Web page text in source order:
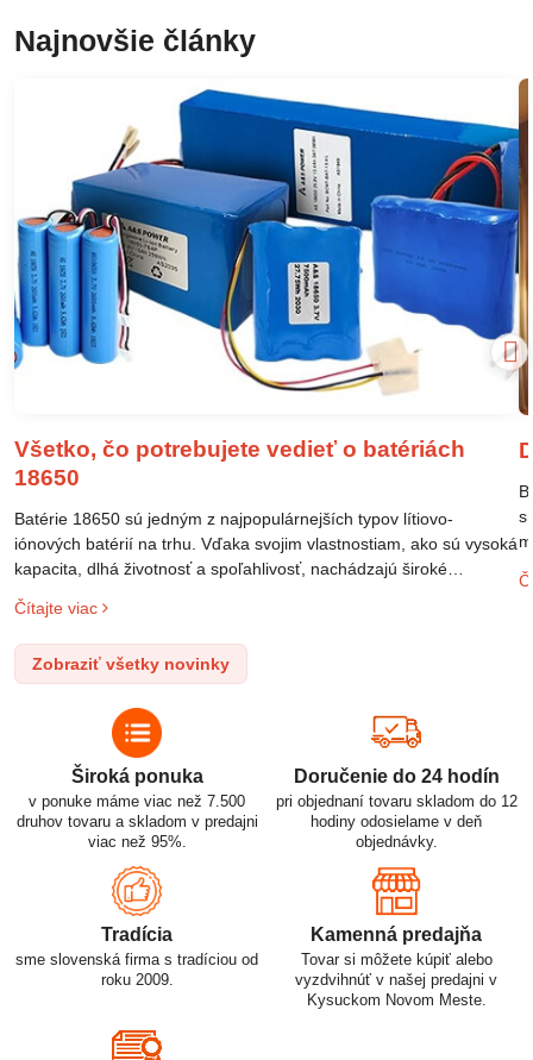
Najnovšie články
Všetko, čo potrebujete vedieť o batériách
18650
Batérie 18650 sú jedným z najpopulárnejších typov lítiovo-
iónových batérií na trhu. Vďaka svojim vlastnostiam, ako sú vysoká
kapacita, dlhá životnosť a spoľahlivosť, nachádzajú široké
po elektrické vozidlá. Pochopenie ich delenia, označovania a
správneho používania je kľúčom k ich efektívnemu a bezpečnému
využitiu.
Čítajte viac
Zobraziť všetky novinky
Široká ponuka
v ponuke máme viac než 7.500
druhov tovaru a skladom v predajni
viac než 95%.
Doručenie do 24 hodín
pri objednaní tovaru skladom do 12
hodiny odosielame v deň
objednávky.
Tradícia
sme slovenská firma s tradíciou od
roku 2009.
Kamenná predajňa
Tovar si môžete kúpiť alebo
vyzdvihnúť v našej predajni v
Kysuckom Novom Meste.